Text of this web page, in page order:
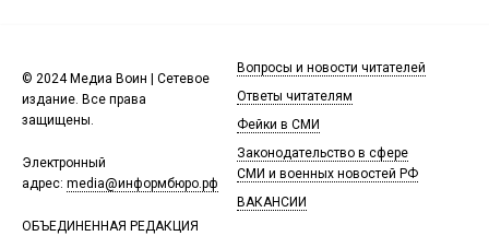
© 2024 Медиа Воин | Сетевое
издание. Все права
защищены.
Электронный
адрес: media@информбюро.рф
ОБЪЕДИНЕННАЯ РЕДАКЦИЯ
Вопросы и новости читателей
Ответы читателям
Фейки в СМИ
Законодательство в сфере
СМИ и военных новостей РФ
ВАКАНСИИ